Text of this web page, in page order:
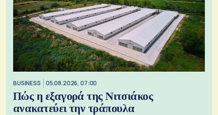
BUSINESS 05.08.2026, 07:00
Πώς η εξαγορά της Νιτσιάκος
ανακατεύει την τράπουλα